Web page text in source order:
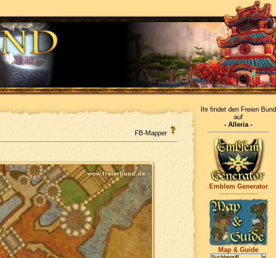
FB-Mapper
Ihr findet den Freien Bund
auf
- Alleria -
Emblem Generator
Map & Guide